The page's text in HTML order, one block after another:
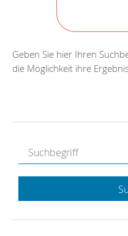
Geben Sie hier Ihren
die Möglichkeit ihre